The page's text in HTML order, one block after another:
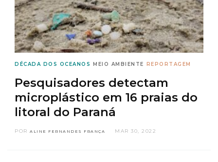
DÉCADA DOS OCEANOS MEIO AMBIENTE REPORTAGEM
Pesquisadores detectam
microplástico em 16 praias do
litoral do Paraná
POR ALINE FERNANDES FRANÇA MAR 30, 2022